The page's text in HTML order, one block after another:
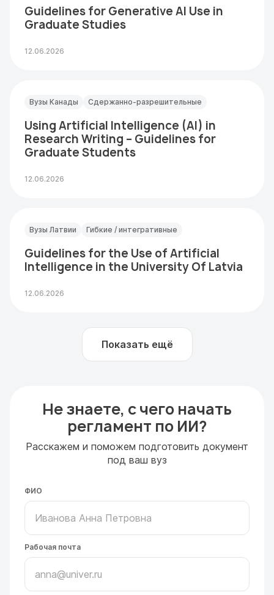
Guidelines for Generative AI Use in
Graduate Studies
12.06.2026
Вузы Канады Сдержанно-разрешительные
Using Artificial Intelligence (AI) in
Research Writing – Guidelines for
Graduate Students
12.06.2026
Вузы Латвии Гибкие / интегративные
Guidelines for the Use of Artificial
Intelligence in the University Of Latvia
12.06.2026
Показать ещё
Не знаете, с чего начать
регламент по ИИ?
Расскажем и поможем подготовить документ
под ваш вуз
ФИО
Рабочая почта